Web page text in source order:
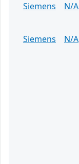
Siemens
N/A
Siemens
N/A